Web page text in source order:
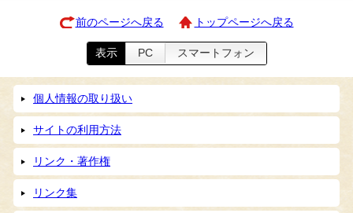
前のページへ戻る トップページへ戻る
表示 PC スマートフォン
個人情報の取り扱い
サイトの利用方法
リンク・著作権
リンク集